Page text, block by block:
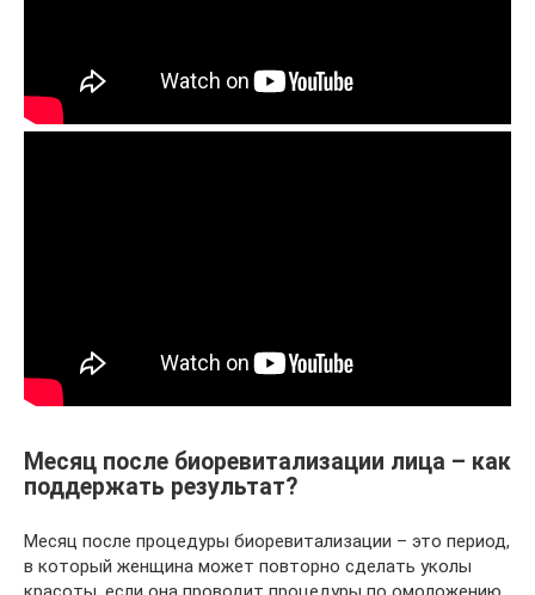
Месяц после биоревитализации лица – как
поддержать результат?
Месяц после процедуры биоревитализации – это период,
в который женщина может повторно сделать уколы